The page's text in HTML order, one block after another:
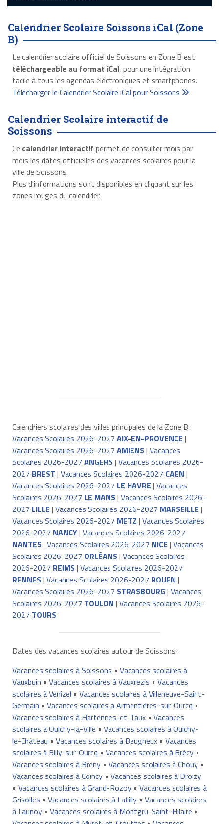
Calendrier Scolaire Soissons iCal (Zone
B)
Le calendrier scolaire officiel de Soissons en Zone B est
téléchargeable au format iCal, pour une intégration
facile à tous les agendas éléctroniques et smartphones.
Télécharger le Calendrier Scolaire iCal pour Soissons
Calendrier Scolaire interactif de
Soissons
Ce calendrier interactif permet de consulter mois par
mois les dates officielles des vacances scolaires pour la
ville de Soissons.
Plus d'informations sont disponibles en cliquant sur les
zones rouges du calendrier.
Calendriers scolaires des villes principales de la Zone B :
Vacances Scolaires 2026-2027 AIX-EN-PROVENCE |
Vacances Scolaires 2026-2027 AMIENS| Vacances
Scolaires 2026-2027 ANGERS| Vacances Scolaires 2026-
2027 BREST | Vacances Scolaires 2026-2027 CAEN |
Vacances Scolaires 2026-2027 LE HAVRE | Vacances
Scolaires 2026-2027 LE MANS| Vacances Scolaires 2026-
2027 LILLE | Vacances Scolaires 2026-2027 MARSEILLE |
Vacances Scolaires 2026-2027 METZ | Vacances Scolaires
2026-2027 NANCY| Vacances Scolaires 2026-2027
NANTES| Vacances Scolaires 2026-2027 NICE | Vacances
Scolaires 2026-2027 ORLÉANS| Vacances Scolaires
2026-2027 REIMS| Vacances Scolaires 2026-2027
RENNES| Vacances Scolaires 2026-2027 ROUEN |
Vacances Scolaires 2026-2027 STRASBOURG| Vacances
Scolaires 2026-2027 TOULON | Vacances Scolaires 2026-
2027 TOURS
Dates des vacances scolaires autour de Soissons :
Vacances scolaires à Soissons • Vacances scolaires à
Vauxbuin • Vacances scolaires à Vauxrezis • Vacances
scolaires à Venizel • Vacances scolaires à Villeneuve-Saint-
Germain • Vacances scolaires à Armentières-sur-Ourcq •
Vacances scolaires à Hartennes-et-Taux• Vacances
scolaires à Oulchy-la-Ville • Vacances scolaires à Oulchy-
le-Château • Vacances scolaires à Beugneux• Vacances
scolaires à Billy-sur-Ourcq • Vacances scolaires à Brécy•
Vacances scolaires à Breny• Vacances scolaires à Chouy•
Vacances scolaires à Coincy• Vacances scolaires à Droizy
• Vacances scolaires à Grand-Rozoy• Vacances scolaires à
Grisolles • Vacances scolaires à Latilly• Vacances scolaires
à Launoy• Vacances scolaires à Montgru-Saint-Hilaire •